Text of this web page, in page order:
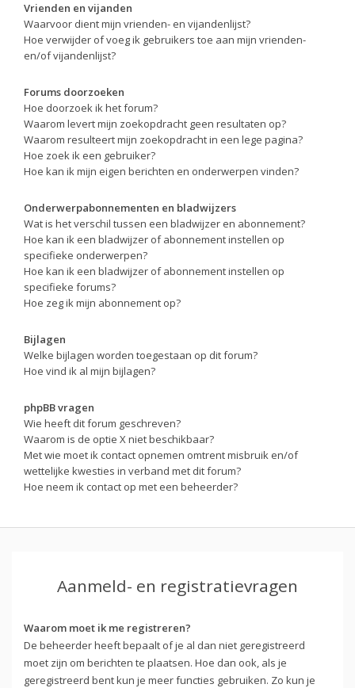
Vrienden en vijanden
Waarvoor dient mijn vrienden- en vijandenlijst?
Hoe verwijder of voeg ik gebruikers toe aan mijn vrienden-
en/of vijandenlijst?
Forums doorzoeken
Hoe doorzoek ik het forum?
Waarom levert mijn zoekopdracht geen resultaten op?
Waarom resulteert mijn zoekopdracht in een lege pagina?
Hoe zoek ik een gebruiker?
Hoe kan ik mijn eigen berichten en onderwerpen vinden?
Onderwerpabonnementen en bladwijzers
Wat is het verschil tussen een bladwijzer en abonnement?
Hoe kan ik een bladwijzer of abonnement instellen op
specifieke onderwerpen?
Hoe kan ik een bladwijzer of abonnement instellen op
specifieke forums?
Hoe zeg ik mijn abonnement op?
Bijlagen
Welke bijlagen worden toegestaan op dit forum?
Hoe vind ik al mijn bijlagen?
phpBB vragen
Wie heeft dit forum geschreven?
Waarom is de optie X niet beschikbaar?
Met wie moet ik contact opnemen omtrent misbruik en/of
wettelijke kwesties in verband met dit forum?
Hoe neem ik contact op met een beheerder?
Aanmeld- en registratievragen
Waarom moet ik me registreren?
De beheerder heeft bepaalt of je al dan niet geregistreerd
moet zijn om berichten te plaatsen. Hoe dan ook, als je
geregistreerd bent kun je meer functies gebruiken. Zo kun je